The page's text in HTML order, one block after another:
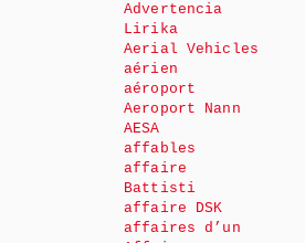
Advertencia
Lirika
Aerial Vehicles
aérien
aéroport
Aeroport Nann
AESA
affables
affaire
Battisti
affaire DSK
affaires d’un